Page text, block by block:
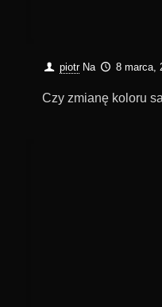
piotr Na 8 marca,
Czy zmianę koloru